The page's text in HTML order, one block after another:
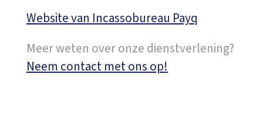
Website van Incassobureau Payq
Meer weten over onze dienstverlening?
Neem contact met ons op!